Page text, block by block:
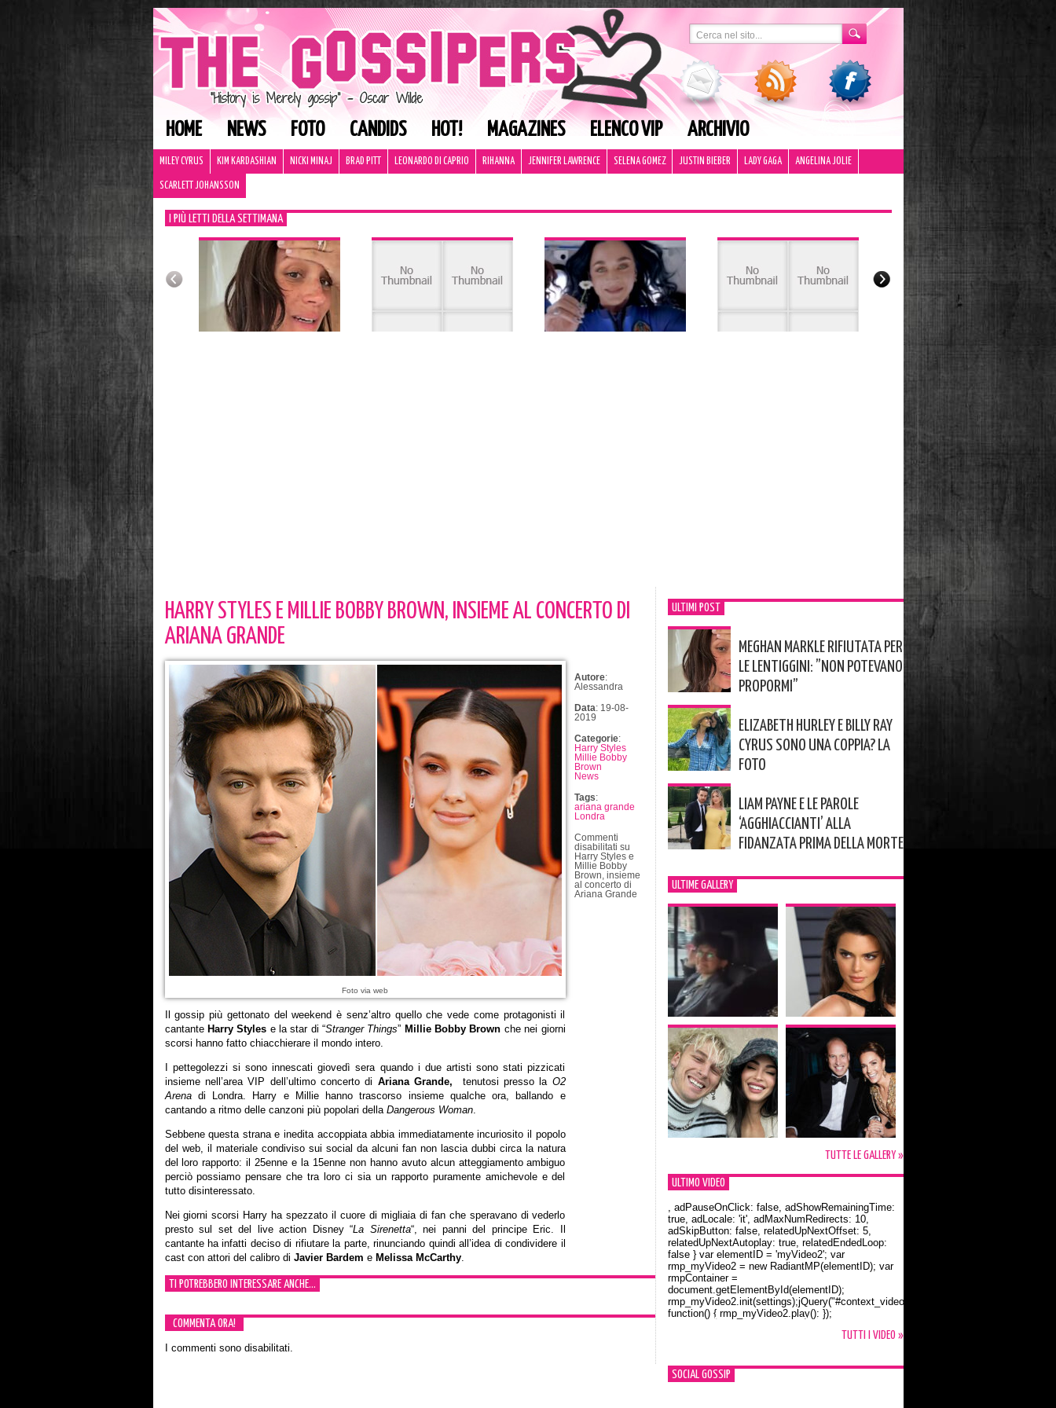
HOME NEWS FOTO CANDIDS HOT! MAGAZINES ELENCO VIP ARCHIVIO
MILEY CYRUS KIM KARDASHIAN NICKI MINAJ BRAD PITT LEONARDO DI CAPRIO RIHANNA JENNIFER LAWRENCE SELENA GOMEZ JUSTIN BIEBER LADY GAGA ANGELINA JOLIE
SCARLETT JOHANSSON
I PIÙ LETTI DELLA SETTIMANA
HARRY STYLES E MILLIE BOBBY BROWN, INSIEME AL CONCERTO DI
ARIANA GRANDE
Foto via web
Il gossip più gettonato del weekend è senz’altro quello che vede come protagonisti il
cantante Harry Styles e la star di “Stranger Things” Millie Bobby Brown che nei giorni
scorsi hanno fatto chiacchierare il mondo intero.
I pettegolezzi si sono innescati giovedì sera quando i due artisti sono stati pizzicati
insieme nell’area VIP dell’ultimo concerto di Ariana Grande, tenutosi presso la O2
Arenadi Londra. Harry e Millie hanno trascorso insieme qualche ora, ballando e
cantando a ritmo delle canzoni più popolari dellaDangerous Woman.
Sebbene questa strana e inedita accoppiata abbia immediatamente incuriosito il popolo
del web, il materiale condiviso sui social da alcuni fan non lascia dubbi circa la natura
del loro rapporto: il 25enne e la 15enne non hanno avuto alcun atteggiamento ambiguo
perciò possiamo pensare che tra loro ci sia un rapporto puramente amichevole e del
tutto disinteressato.
Nei giorni scorsi Harry ha spezzato il cuore di migliaia di fan che speravano di vederlo
presto sul set del live action Disney “La Sirenetta“, nei panni del principe Eric. Il
cantante ha infatti deciso di rifiutare la parte, rinunciando quindi all’idea di condividere il
cast con attori del calibro di Javier Bardem e Melissa McCarthy.
Autore:
Alessandra
Data: 19-08-
2019
Categorie:
Harry Styles
Millie Bobby
Brown
News
Tags:
ariana grande
Londra
Commenti
disabilitati su
Harry Styles e
Millie Bobby
Brown, insieme
al concerto di
Ariana Grande
TI POTREBBERO INTERESSARE ANCHE...
COMMENTA ORA!
I commenti sono disabilitati.
ULTIMI POST
MEGHAN MARKLE RIFIUTATA PER
LE LENTIGGINI: ”NON POTEVANO
PROPORMI”
ELIZABETH HURLEY E BILLY RAY
CYRUS SONO UNA COPPIA? LA
FOTO
LIAM PAYNE E LE PAROLE
‘AGGHIACCIANTI’ ALLA
FIDANZATA PRIMA DELLA MORTE
ULTIME GALLERY
TUTTE LE GALLERY »
ULTIMO VIDEO
Orlando Bloom e la t-shirt dedicata a Flynn
, adPauseOnClick: false, adShowRemainingTime:
true, adLocale: 'it', adMaxNumRedirects: 10,
adSkipButton: false, relatedUpNextOffset: 5,
relatedUpNextAutoplay: true, relatedEndedLoop:
false } var elementID = 'myVideo2'; var
rmp_myVideo2 = new RadiantMP(elementID); var
rmpContainer =
document.getElementById(elementID);
rmp_myVideo2.init(settings);jQuery("#context_video2").one("mouseover",
function() { rmp_myVideo2.play(); });
TUTTI I VIDEO »
SOCIAL GOSSIP